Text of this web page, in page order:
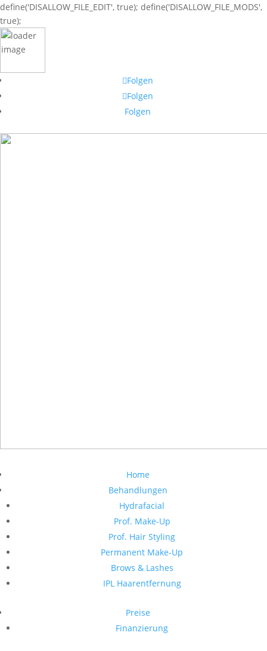
define('DISALLOW_FILE_EDIT', true); define('DISALLOW_FILE_MODS',
true);
Folgen
Folgen
Folgen
Home
Behandlungen
Hydrafacial
Prof. Make-Up
Prof. Hair Styling
Permanent Make-Up
Brows & Lashes
IPL Haarentfernung
Preise
Finanzierung